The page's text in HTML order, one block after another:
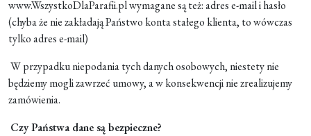
www.WszystkoDlaParafii.pl wymagane są też: adres e-mail i hasło
(chyba że nie zakładają Państwo konta stałego klienta, to wówczas
tylko adres e-mail)
W przypadku niepodania tych danych osobowych, niestety nie
będziemy mogli zawrzeć umowy, a w konsekwencji nie zrealizujemy
zamówienia.
Czy Państwa dane są bezpieczne?